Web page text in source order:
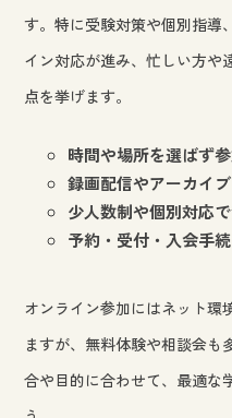
す。特に受験対策や個別指導
イン対応が進み、忙しい方や
点を挙げます。
時間や場所を選ばず
録画配信やアーカイ
少人数制や個別対応
予約・受付・入会手
オンライン参加にはネット環
ますが、無料体験や相談会も
合や目的に合わせて、最適な